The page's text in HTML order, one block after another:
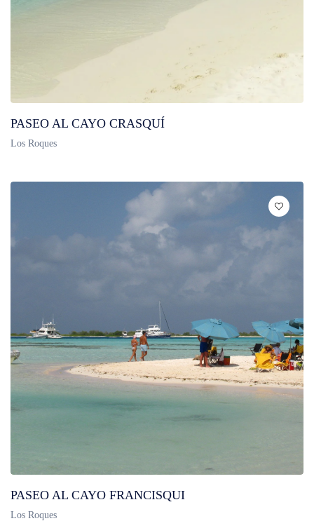
PASEO AL CAYO CRASQUÍ
Los Roques
PASEO AL CAYO FRANCISQUI
Los Roques